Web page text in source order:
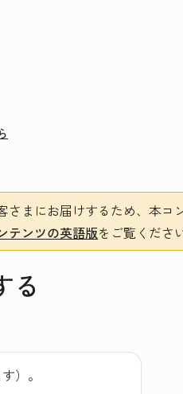
さまにお届けするため、本
テンツの英語版をご覧くださ
る
）。